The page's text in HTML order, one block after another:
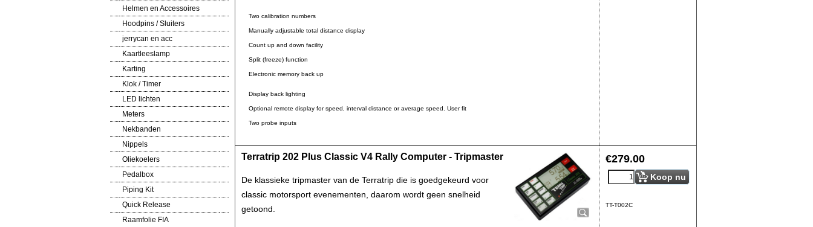
Helmen en Accessoires
Hoodpins / Sluiters
jerrycan en acc
Kaartleeslamp
Karting
Klok / Timer
LED lichten
Meters
Nekbanden
Nippels
Oliekoelers
Pedalbox
Piping Kit
Quick Release
Raamfolie FIA
Two calibration numbers
Manually adjustable total distance display
Count up and down facility
Split (freeze) function
Electronic memory back up
Display back lighting
Optional remote display for speed, interval distance or average speed. User fit
Two probe inputs
€279.00
Koop nu
TT-T002C
Terratrip 202 Plus Classic V4 Rally Computer - Tripmaster
De klassieke tripmaster van de Terratrip die is goedgekeurd voor
classic motorsport evenementen, daarom wordt geen snelheid
getoond.